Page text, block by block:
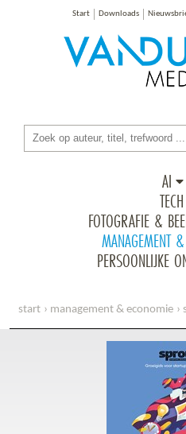
Start Downloads
AI
TECH
FOTOGRAFIE &
MANAGEMENT
PERSOONLIJKE
start management & economie
bouw een killer groeistrategie -